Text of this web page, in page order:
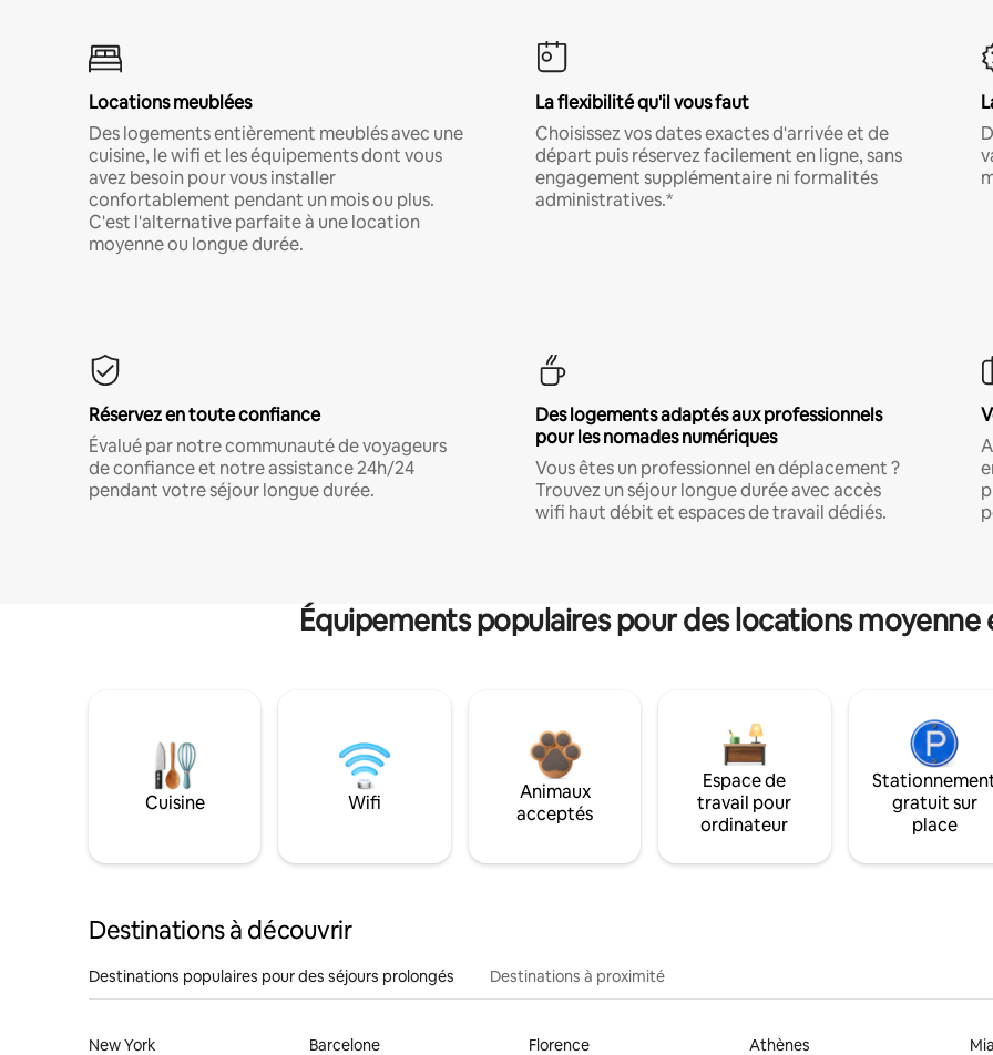
Locations meublées
Des logements entièrement meublés avec une
cuisine, le wifi et les équipements dont vous
avez besoin pour vous installer
confortablement pendant un mois ou plus.
C'est l'alternative parfaite à une location
moyenne ou longue durée.
La flexibilité qu'il vous faut
Choisissez vos dates exactes d'arrivée et de
départ puis réservez facilement en ligne, sans
engagement supplémentaire ni formalités
administratives.*
Réservez en toute confiance
Évalué par notre communauté de voyageurs
de confiance et notre assistance 24h/24
pendant votre séjour longue durée.
Des logements adaptés aux professionnels
pour les nomades numériques
Vous êtes un professionnel en déplacement ?
Trouvez un séjour longue durée avec accès
wifi haut débit et espaces de travail dédiés.
Équipements populaires pour des locations
Cuisine Wifi
Animaux
acceptés
Espace de
travail pour
ordinateur
gratuit sur
place
Destinations à découvrir
Destinations populaires pour des séjours prolongés Destinations à proximité
New York Barcelone Florence Athènes